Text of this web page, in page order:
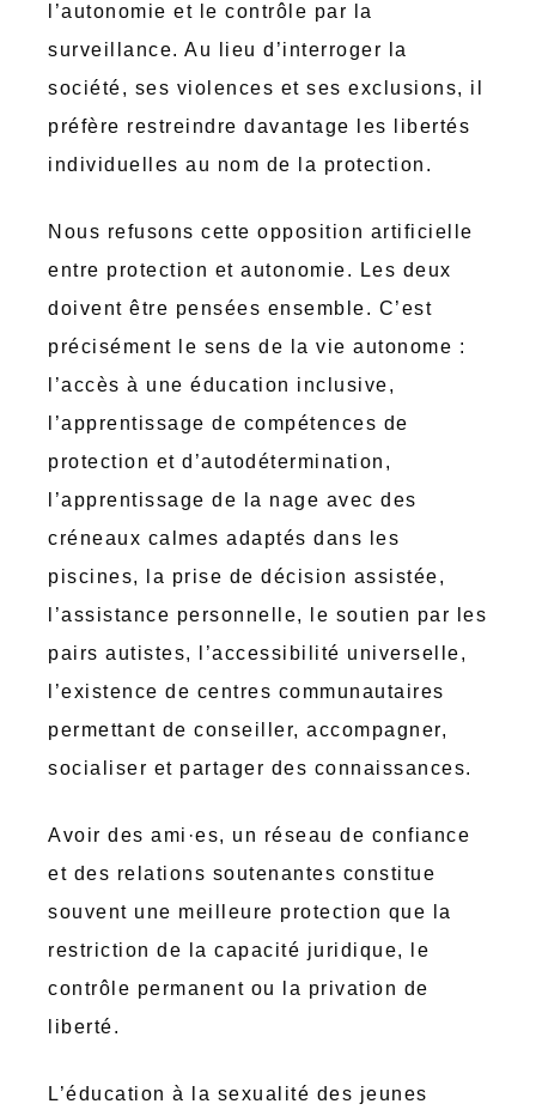
l’autonomie et le contrôle par la
surveillance. Au lieu d’interroger la
société, ses violences et ses exclusions, il
préfère restreindre davantage les libertés
individuelles au nom de la protection.
Nous refusons cette opposition artificielle
entre protection et autonomie. Les deux
doivent être pensées ensemble. C’est
précisément le sens de la vie autonome :
l’accès à une éducation inclusive,
l’apprentissage de compétences de
protection et d’autodétermination,
l’apprentissage de la nage avec des
créneaux calmes adaptés dans les
piscines, la prise de décision assistée,
l’assistance personnelle, le soutien par les
pairs autistes, l’accessibilité universelle,
l’existence de centres communautaires
permettant de conseiller, accompagner,
socialiser et partager des connaissances.
Avoir des ami·es, un réseau de confiance
et des relations soutenantes constitue
souvent une meilleure protection que la
restriction de la capacité juridique, le
contrôle permanent ou la privation de
liberté.
L’éducation à la sexualité des jeunes